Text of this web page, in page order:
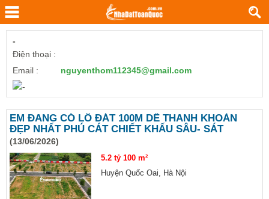
-
Điện thoại :
Email :
nguyenthom112345@gmail.com
EM ĐANG CÓ LÔ ĐÁT 100M DỄ THANH KHOẢN
ĐẸP NHẤT PHÚ CÁT CHIẾT KHẤU SÂU- SÁT
METRO CITY
(13/06/2026)
5.2 tỷ 100 m²
Huyện Quốc Oai, Hà Nội